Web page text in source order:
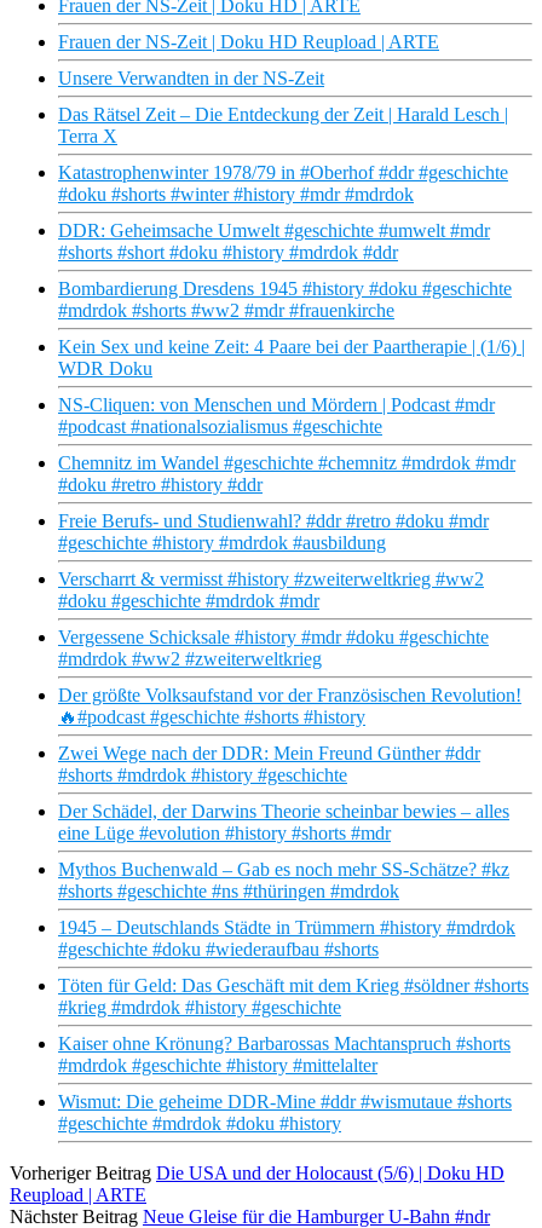
Frauen der NS-Zeit | Doku HD | ARTE
Frauen der NS-Zeit | Doku HD Reupload | ARTE
Unsere Verwandten in der NS-Zeit
Das Rätsel Zeit – Die Entdeckung der Zeit | Harald Lesch |
Terra X
Katastrophenwinter 1978/79 in #Oberhof #ddr #geschichte
#doku #shorts #winter #history #mdr #mdrdok
DDR: Geheimsache Umwelt #geschichte #umwelt #mdr
#shorts #short #doku #history #mdrdok #ddr
Bombardierung Dresdens 1945 #history #doku #geschichte
#mdrdok #shorts #ww2 #mdr #frauenkirche
Kein Sex und keine Zeit: 4 Paare bei der Paartherapie | (1/6) |
WDR Doku
NS-Cliquen: von Menschen und Mördern | Podcast #mdr
#podcast #nationalsozialismus #geschichte
Chemnitz im Wandel #geschichte #chemnitz #mdrdok #mdr
#doku #retro #history #ddr
Freie Berufs- und Studienwahl? #ddr #retro #doku #mdr
#geschichte #history #mdrdok #ausbildung
Verscharrt & vermisst #history #zweiterweltkrieg #ww2
#doku #geschichte #mdrdok #mdr
Vergessene Schicksale #history #mdr #doku #geschichte
#mdrdok #ww2 #zweiterweltkrieg
Der größte Volksaufstand vor der Französischen Revolution!
🔥#podcast #geschichte #shorts #history
Zwei Wege nach der DDR: Mein Freund Günther #ddr
#shorts #mdrdok #history #geschichte
Der Schädel, der Darwins Theorie scheinbar bewies – alles
eine Lüge #evolution #history #shorts #mdr
Mythos Buchenwald – Gab es noch mehr SS-Schätze? #kz
#shorts #geschichte #ns #thüringen #mdrdok
1945 – Deutschlands Städte in Trümmern #history #mdrdok
#geschichte #doku #wiederaufbau #shorts
Töten für Geld: Das Geschäft mit dem Krieg #söldner #shorts
#krieg #mdrdok #history #geschichte
Kaiser ohne Krönung? Barbarossas Machtanspruch #shorts
#mdrdok #geschichte #history #mittelalter
Wismut: Die geheime DDR-Mine #ddr #wismutaue #shorts
#geschichte #mdrdok #doku #history
Vorheriger Beitrag Die USA und der Holocaust (5/6) | Doku HD
Reupload | ARTE
Nächster Beitrag Neue Gleise für die Hamburger U-Bahn #ndr